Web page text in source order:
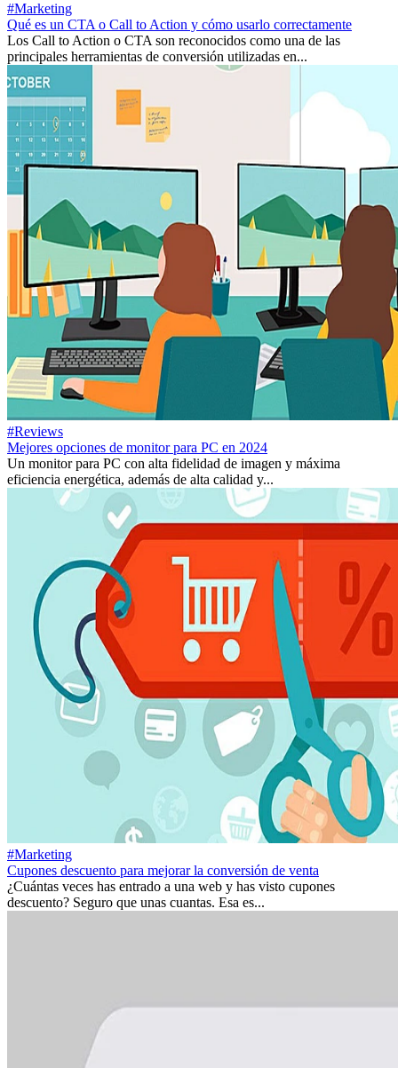
#Marketing
Qué es un CTA o Call to Action y cómo usarlo correctamente
Los Call to Action o CTA son reconocidos como una de las
principales herramientas de conversión utilizadas en...
#Reviews
Mejores opciones de monitor para PC en 2024
Un monitor para PC con alta fidelidad de imagen y máxima
eficiencia energética, además de alta calidad y...
#Marketing
Cupones descuento para mejorar la conversión de venta
¿Cuántas veces has entrado a una web y has visto cupones
descuento? Seguro que unas cuantas. Esa es...